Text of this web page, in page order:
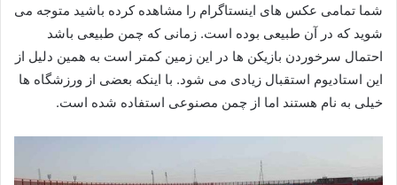
شما تمامی عکس های اینستاگرام را مشاهده کرده باشید متوجه می
شوید که در آن طبیعی بوده است. زمانی که چمن طبیعی باشد
احتمال سرخوردن بازیکن ها در این زمین کمتر است به همین دلیل از
این استادیوم استقبال زیادی می شود. با اینکه بعضی از ورزشگاه ها
خیلی به نام هستند اما از چمن مصنوعی استفاده شده است.